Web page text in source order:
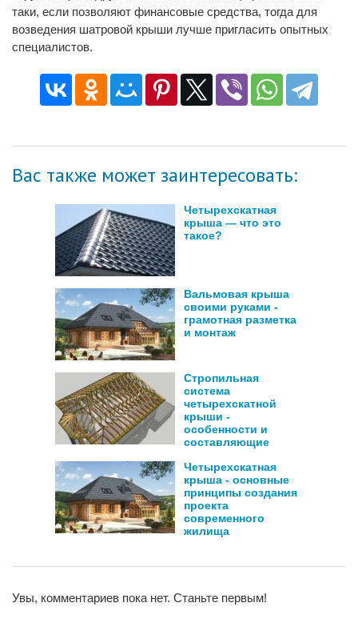
таки, если позволяют финансовые средства, тогда для
возведения шатровой крыши лучше пригласить опытных
специалистов.
Вас также может заинтересовать:
Четырехскатная
крыша — что это
такое?
Вальмовая крыша
своими руками -
грамотная разметка
и монтаж
Стропильная
система
четырехскатной
крыши -
особенности и
составляющие
Четырехскатная
крыша - основные
принципы создания
проекта
современного
жилища
Увы, комментариев пока нет. Станьте первым!